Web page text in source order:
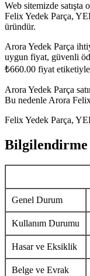
Web sitemizde
Felix Yedek Parça,
üründür.
Arora Yedek Parça
uygun fiyat, güvenli
₺660.00 fiyat etiketiyle
Arora Yedek Parça
Bu nedenle Arora Felix
Felix Yedek Parça,
Bilgilendirme
Genel Durum
Kullanım Durumu
Hasar ve Eksiklik
Belge ve Evrak